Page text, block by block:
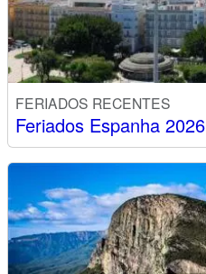
FERIADOS RECENTES
Feriados Espanha 2026